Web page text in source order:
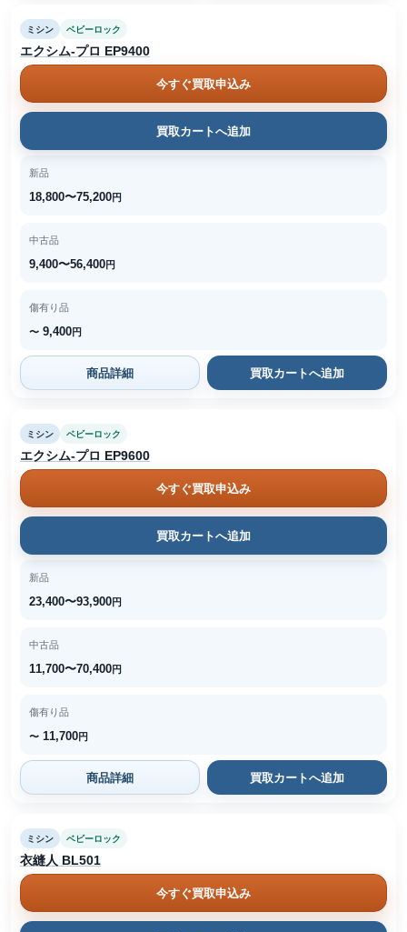
ミシン ベビーロック
エクシム-プロ EP9400
今すぐ買取申込み
買取カートへ追加
新品
18,800〜75,200円
中古品
9,400〜56,400円
傷有り品
〜 9,400円
商品詳細 買取カートへ追加
ミシン ベビーロック
エクシム-プロ EP9600
今すぐ買取申込み
買取カートへ追加
新品
23,400〜93,900円
中古品
11,700〜70,400円
傷有り品
〜 11,700円
商品詳細 買取カートへ追加
ミシン ベビーロック
衣縫人 BL501
今すぐ買取申込み